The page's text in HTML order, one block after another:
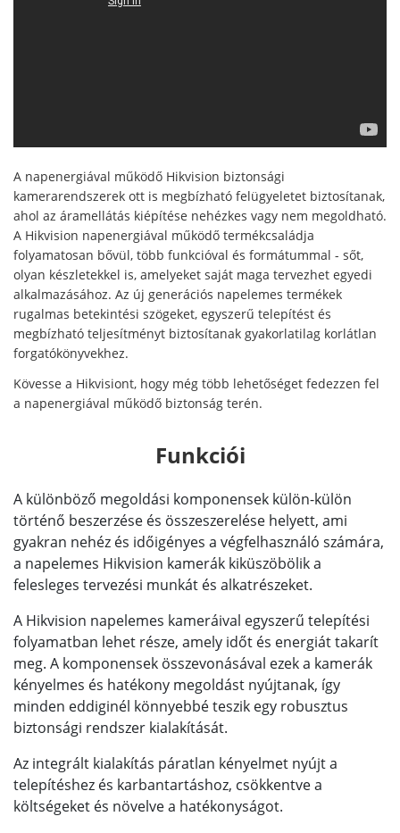
A napenergiával működő Hikvision biztonsági
kamerarendszerek ott is megbízható felügyeletet biztosítanak,
ahol az áramellátás kiépítése nehézkes vagy nem megoldható.
A Hikvision napenergiával működő termékcsaládja
folyamatosan bővül, több funkcióval és formátummal - sőt,
olyan készletekkel is, amelyeket saját maga tervezhet egyedi
alkalmazásához. Az új generációs napelemes termékek
rugalmas betekintési szögeket, egyszerű telepítést és
megbízható teljesítményt biztosítanak gyakorlatilag korlátlan
forgatókönyvekhez.
Kövesse a Hikvisiont, hogy még több lehetőséget fedezzen fel
a napenergiával működő biztonság terén.
Funkciói
A különböző megoldási komponensek külön-külön
történő beszerzése és összeszerelése helyett, ami
gyakran nehéz és időigényes a végfelhasználó számára,
a napelemes Hikvision kamerák kiküszöbölik a
felesleges tervezési munkát és alkatrészeket.
A Hikvision napelemes kameráival egyszerű telepítési
folyamatban lehet része, amely időt és energiát takarít
meg. A komponensek összevonásával ezek a kamerák
kényelmes és hatékony megoldást nyújtanak, így
minden eddiginél könnyebbé teszik egy robusztus
biztonsági rendszer kialakítását.
Az integrált kialakítás páratlan kényelmet nyújt a
telepítéshez és karbantartáshoz, csökkentve a
költségeket és növelve a hatékonyságot.